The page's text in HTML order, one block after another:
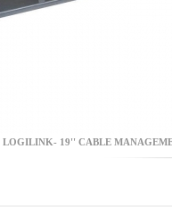
LOGILINK- 19'' CABLE